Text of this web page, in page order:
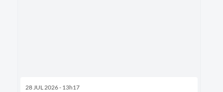
28 JUL 2026 - 13h17